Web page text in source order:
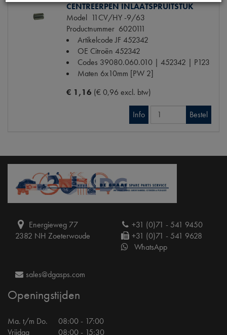
CENTREERPEN INLAATSPRUITSTUK
Model 11CV/HY -9/63
Productnummer 6020111
Artikelcode JF452342
OE Citroën 452342
Codes 39080.060.010 | 452342 | P123
Maten 6x10mm [PW 2]
€ 1,16 (€ 0,96 excl. btw)
Info Bestel
Energieweg 77
2382 NH Zoeterwoude
+31 (0)71 - 541 9450
+31 (0)71 - 541 9628
WhatsApp
sales@dgasps.com
Openingstijden
Ma. t/m Do.
08:00 - 17:00
Vrijdag
08:00 - 15:30